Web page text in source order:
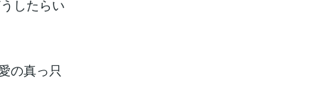
したらい
の真っ只